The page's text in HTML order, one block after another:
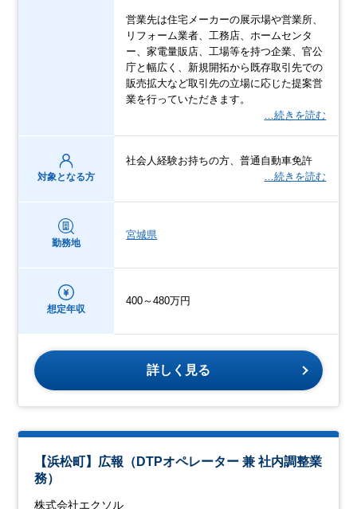
営業先は住宅メーカーの展示場や営業所、
リフォーム業者、工務店、ホームセンタ
ー、家電量販店、工場等を持つ企業、官公
庁と幅広く、新規開拓から既存取引先での
販売拡大など取引先の立場に応じた提案営
業を行っていただきます。
…続きを読む
対象となる方
社会人経験お持ちの方、普通自動車免許
…続きを読む
勤務地
宮城県
想定年収
400～480万円
詳しく見る
【浜松町】広報（DTPオペレーター 兼 社内調整業
務）
株式会社エクソル